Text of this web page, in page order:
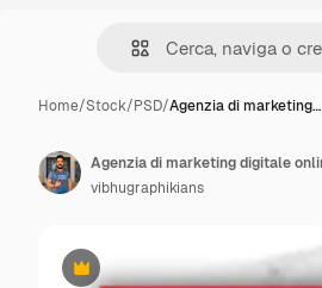
Home/Stock/PSD/Agenzia di marketing…
Premium
vibhugraphikians